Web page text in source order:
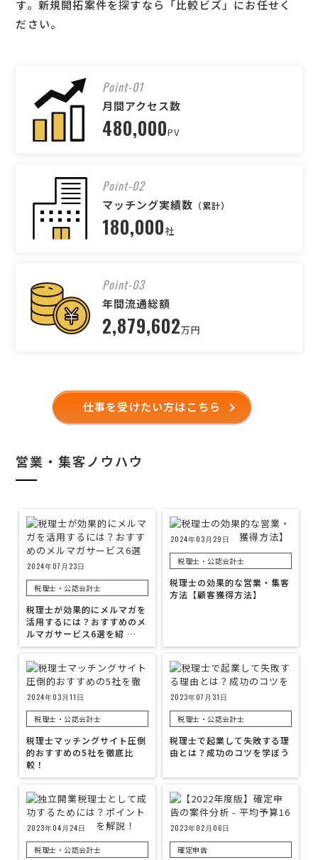
す。新規開拓案件を探すなら「比較ビズ」にお任せく
ださい。
Point-01
月間アクセス数
480,000PV
Point-02
マッチング実績数 （累計）
180,000社
Point-03
年間流通総額
2,879,602万円
仕事を受けたい方はこちら
営業・集客ノウハウ
2024年07月23日
税理士・公認会計士
税理士が効果的にメルマガを
活用するには？おすすめのメ
ルマガサービス6選を紹 …
2024年03月29日
税理士・公認会計士
税理士の効果的な営業・集客
方法【顧客獲得方法】
2024年03月11日
税理士・公認会計士
税理士マッチングサイト圧倒
的おすすめの5社を徹底比
較！
2023年07月31日
税理士・公認会計士
税理士で起業して失敗する理
由とは？成功のコツを学ぼう
2023年04月24日
税理士・公認会計士
2023年02月06日
確定申告